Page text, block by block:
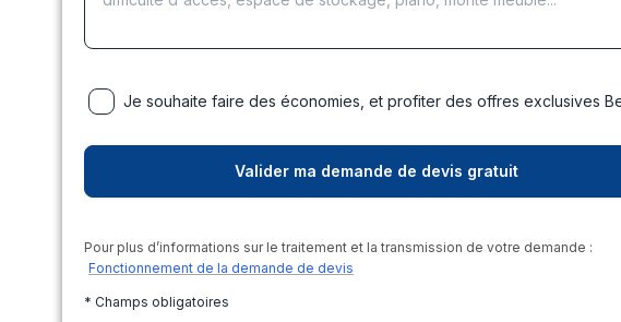
Je souhaite faire des économies, et profiter des offres exclusives
Pour plus d’informations sur le traitement et la transmission de votre demande :
Fonctionnement de la demande de devis
* Champs obligatoires